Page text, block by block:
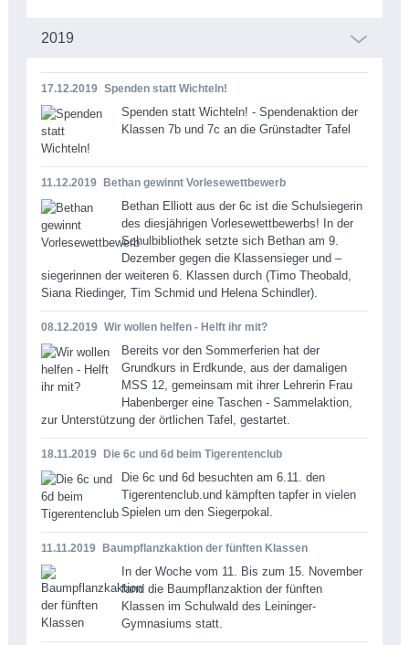
2019
17.12.2019 Spenden statt Wichteln!
Spenden statt Wichteln! - Spendenaktion der
Klassen 7b und 7c an die Grünstadter Tafel
11.12.2019 Bethan gewinnt Vorlesewettbewerb
Bethan Elliott aus der 6c ist die Schulsiegerin
des diesjährigen Vorlesewettbewerbs! In der
Schulbibliothek setzte sich Bethan am 9.
Dezember gegen die Klassensieger und –
siegerinnen der weiteren 6. Klassen durch (Timo Theobald,
Siana Riedinger, Tim Schmid und Helena Schindler).
08.12.2019 Wir wollen helfen - Helft ihr mit?
Bereits vor den Sommerferien hat der
Grundkurs in Erdkunde, aus der damaligen
MSS 12, gemeinsam mit ihrer Lehrerin Frau
Habenberger eine Taschen - Sammelaktion,
zur Unterstützung der örtlichen Tafel, gestartet.
18.11.2019 Die 6c und 6d beim Tigerentenclub
Die 6c und 6d besuchten am 6.11. den
Tigerentenclub.und kämpften tapfer in vielen
Spielen um den Siegerpokal.
11.11.2019 Baumpflanzkaktion der fünften Klassen
In der Woche vom 11. Bis zum 15. November
fand die Baumpflanzaktion der fünften
Klassen im Schulwald des Leininger-
Gymnasiums statt.